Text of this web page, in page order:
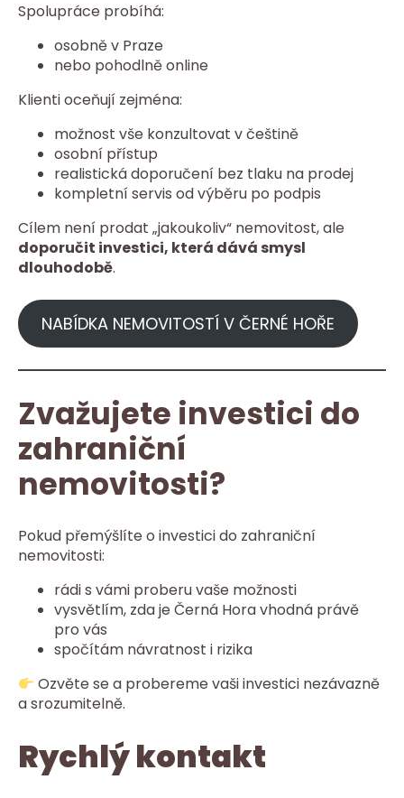
Spolupráce probíhá:
osobně v Praze
nebo pohodlně online
Klienti oceňují zejména:
možnost vše konzultovat v češtině
osobní přístup
realistická doporučení bez tlaku na prodej
kompletní servis od výběru po podpis
Cílem není prodat „jakoukoliv“ nemovitost, ale
doporučit investici, která dává smysl
dlouhodobě.
NABÍDKA NEMOVITOSTÍ V ČERNÉ HOŘE
Zvažujete investici do
zahraniční
nemovitosti?
Pokud přemýšlíte o investici do zahraniční
nemovitosti:
rádi s vámi proberu vaše možnosti
vysvětlím, zda je Černá Hora vhodná právě
pro vás
spočítám návratnost i rizika
Ozvěte se a probereme vaši investici nezávazně
a srozumitelně.
Rychlý kontakt